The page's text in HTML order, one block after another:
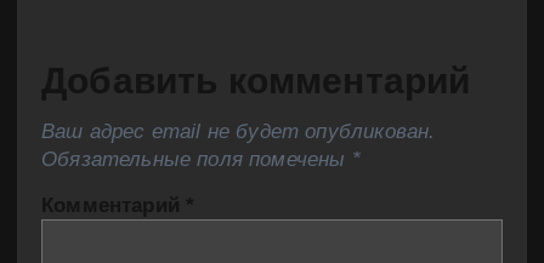
Добавить комментарий
Ваш адрес email не будет опубликован.
Обязательные поля помечены *
Комментарий *